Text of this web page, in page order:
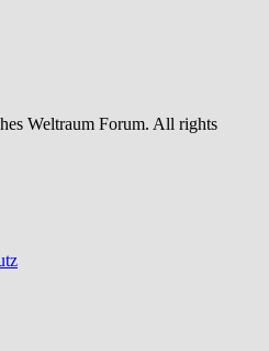
Weltraum Forum. All rights